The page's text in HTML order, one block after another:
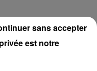
est notre
sans accepter